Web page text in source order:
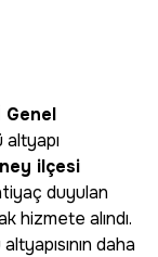
Genel
ilçesi
duyulan
hizmete alındı.
daha